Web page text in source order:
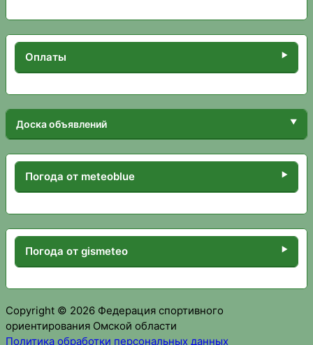
Оплаты
Доска объявлений
Погода от meteoblue
Погода от gismeteo
Copyright © 2026 Федерация спортивного
ориентирования Омской области
Политика обработки персональных данных